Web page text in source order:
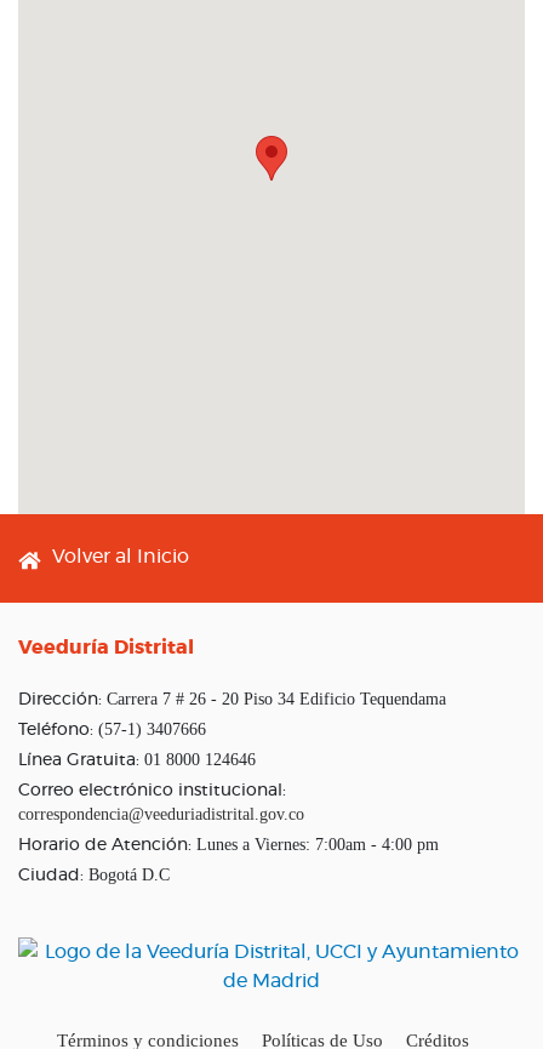
Footer menu
Volver al Inicio
Veeduría Distrital
Dirección: Carrera 7 # 26 - 20 Piso 34 Edificio Tequendama
Teléfono: (57-1) 3407666
Línea Gratuita: 01 8000 124646
Correo electrónico institucional:
correspondencia@veeduriadistrital.gov.co
Horario de Atención: Lunes a Viernes: 7:00am - 4:00 pm
Ciudad: Bogotá D.C
Términos y condiciones Políticas de Uso Créditos